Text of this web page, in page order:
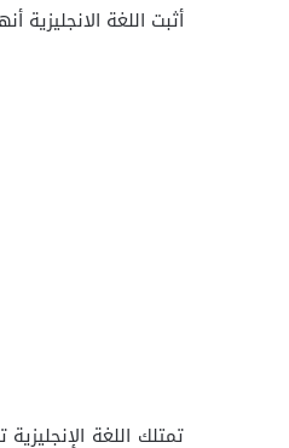
أثبت اللغة
تمتلك اللغة